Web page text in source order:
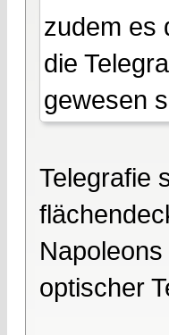
zudem es
die
gewesen
Telegrafie
optischer